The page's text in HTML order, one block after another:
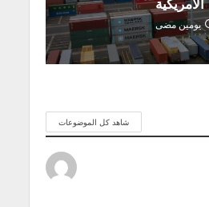
الأمريكية
يومين مضى
شاهد كل الموضوعات